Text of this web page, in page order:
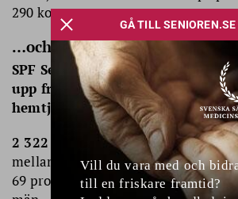
290 kommuner.
…och får stöd av medlemmar i
SPF Seniorernas medlemsenkät
upp frågan om rätten att välja
hemtjänstpersonalen.
2 322 medlemmarupp till 100+
mellan- och storstad liksom på
69 procent av de svarande är